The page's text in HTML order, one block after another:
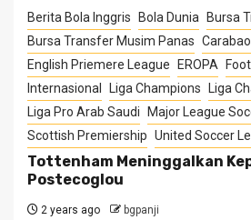
Berita Bola Inggris Bola Dunia
Bursa
Bursa Transfer Musim Panas
English Priemere League
EROPA
Internasional
Liga Champions
Liga
Liga Pro Arab Saudi
Major League
Scottish Premiership United Soccer
Tottenham Meninggalkan
Postecoglou
2 years ago bgpanji